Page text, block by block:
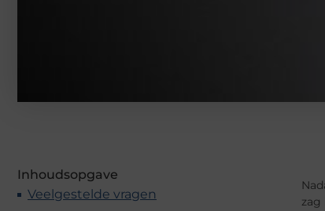
Inhoudsopgave
Veelgestelde vragen
zag